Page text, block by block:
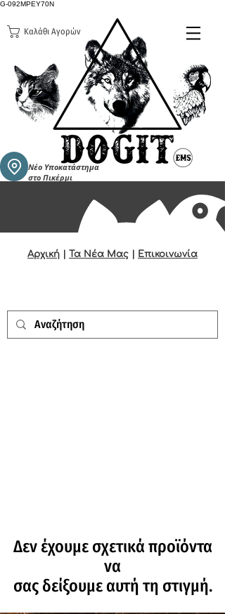
G-092MPEY70N
Καλάθι Αγορών
Αρχική Τα Νέα Μας Επικοινωνία
Νέο Υποκατάστημα
στο Πικέρμι
Δεν έχουμε σχετικά προϊόντα
να
σας δείξουμε αυτή τη στιγμή.